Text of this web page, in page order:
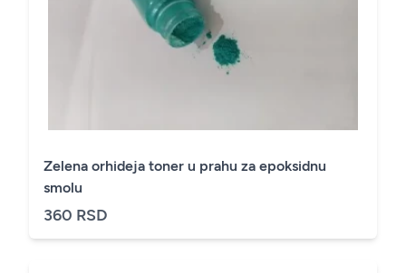
Zelena orhideja toner u prahu za epoksidnu
smolu
360 RSD